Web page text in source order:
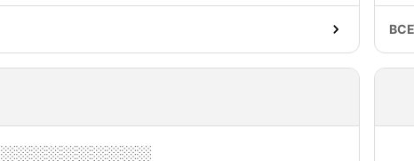
░░░░░░░░░░